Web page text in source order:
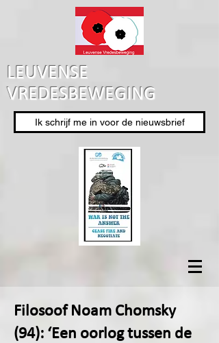
LEUVENSE
VREDESBEWEGING
Ik schrijf me in voor de nieuwsbrief
Filosoof Noam Chomsky
(94): ‘Een oorlog tussen de